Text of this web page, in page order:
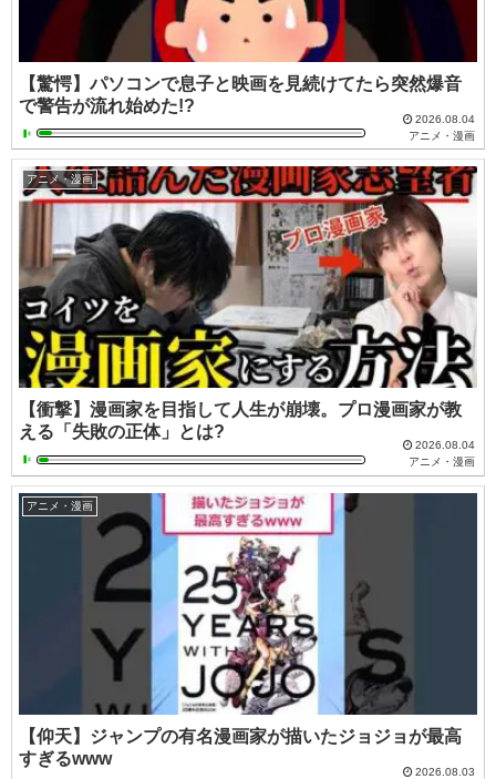
【驚愕】パソコンで息子と映画を見続けてたら突然爆音
で警告が流れ始めた!?
2026.08.04
アニメ・漫画
アニメ・漫画
【衝撃】漫画家を目指して人生が崩壊。プロ漫画家が教
える「失敗の正体」とは?
2026.08.04
アニメ・漫画
アニメ・漫画
【仰天】ジャンプの有名漫画家が描いたジョジョが最高
すぎるwww
2026.08.03